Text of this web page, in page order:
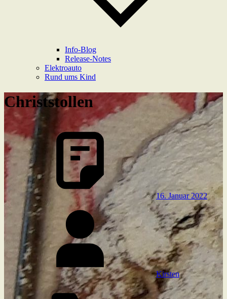
Info-Blog
Release-Notes
Elektroauto
Rund ums Kind
Christstollen
16. Januar 2022
Kirsten